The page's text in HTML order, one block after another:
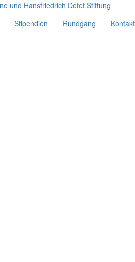
Stipendien Rundgang Kontakt